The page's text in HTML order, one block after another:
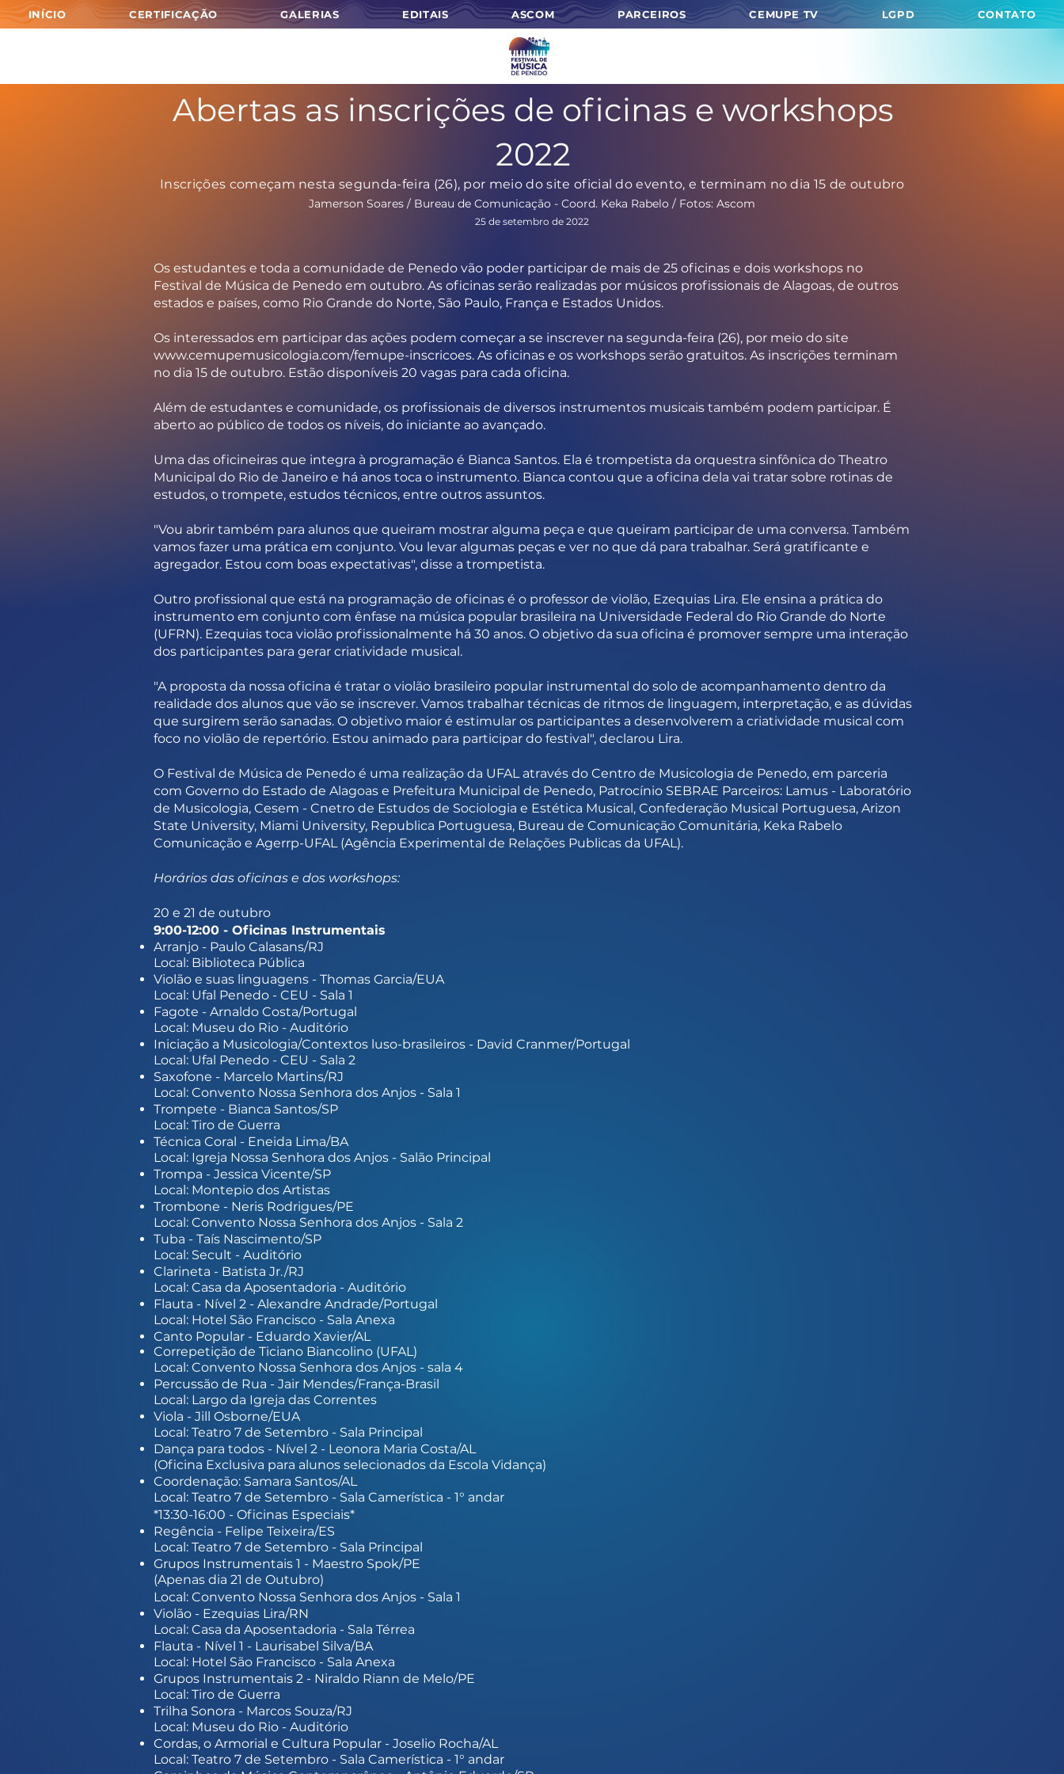
INÍCIO CERTIFICAÇÃO GALERIAS EDITAIS ASCOM PARCEIROS CEMUPE TV LGPD CONTATO
Abertas as inscrições de oficinas e workshops
2022
Inscrições começam nesta segunda-feira (26), por meio do site oficial do evento, e terminam no dia 15 de outubro
Jamerson Soares / Bureau de Comunicação - Coord. Keka Rabelo / Fotos: Ascom
25 de setembro de 2022
Os estudantes e toda a comunidade de Penedo vão poder participar de mais de 25 oficinas e dois workshops no
Festival de Música de Penedo em outubro. As oficinas serão realizadas por músicos profissionais de Alagoas, de outros
estados e países, como Rio Grande do Norte, São Paulo, França e Estados Unidos.
Os interessados em participar das ações podem começar a se inscrever na segunda-feira (26), por meio do site
www.cemupemusicologia.com/femupe-inscricoes. As oficinas e os workshops serão gratuitos. As inscrições terminam
no dia 15 de outubro. Estão disponíveis 20 vagas para cada oficina.
Além de estudantes e comunidade, os profissionais de diversos instrumentos musicais também podem participar. É
aberto ao público de todos os níveis, do iniciante ao avançado.
Uma das oficineiras que integra à programação é Bianca Santos. Ela é trompetista da orquestra sinfônica do Theatro
Municipal do Rio de Janeiro e há anos toca o instrumento. Bianca contou que a oficina dela vai tratar sobre rotinas de
estudos, o trompete, estudos técnicos, entre outros assuntos.
"Vou abrir também para alunos que queiram mostrar alguma peça e que queiram participar de uma conversa. Também
vamos fazer uma prática em conjunto. Vou levar algumas peças e ver no que dá para trabalhar. Será gratificante e
agregador. Estou com boas expectativas", disse a trompetista.
Outro profissional que está na programação de oficinas é o professor de violão, Ezequias Lira. Ele ensina a prática do
instrumento em conjunto com ênfase na música popular brasileira na Universidade Federal do Rio Grande do Norte
(UFRN). Ezequias toca violão profissionalmente há 30 anos. O objetivo da sua oficina é promover sempre uma interação
dos participantes para gerar criatividade musical.
"A proposta da nossa oficina é tratar o violão brasileiro popular instrumental do solo de acompanhamento dentro da
realidade dos alunos que vão se inscrever. Vamos trabalhar técnicas de ritmos de linguagem, interpretação, e as dúvidas
que surgirem serão sanadas. O objetivo maior é estimular os participantes a desenvolverem a criatividade musical com
foco no violão de repertório. Estou animado para participar do festival", declarou Lira.
O Festival de Música de Penedo é uma realização da UFAL através do Centro de Musicologia de Penedo, em parceria
com Governo do Estado de Alagoas e Prefeitura Municipal de Penedo, Patrocínio SEBRAE Parceiros: Lamus - Laboratório
de Musicologia, Cesem - Cnetro de Estudos de Sociologia e Estética Musical, Confederação Musical Portuguesa, Arizon
State University, Miami University, Republica Portuguesa, Bureau de Comunicação Comunitária, Keka Rabelo
Comunicação e Agerrp-UFAL (Agência Experimental de Relações Publicas da UFAL).
Horários das oficinas e dos workshops:
20 e 21 de outubro
9:00-12:00 - Oficinas Instrumentais
Arranjo - Paulo Calasans/RJ
Local: Biblioteca Pública
Violão e suas linguagens - Thomas Garcia/EUA
Local: Ufal Penedo - CEU - Sala 1
Fagote - Arnaldo Costa/Portugal
Local: Museu do Rio - Auditório
Iniciação a Musicologia/Contextos luso-brasileiros - David Cranmer/Portugal
Local: Ufal Penedo - CEU - Sala 2
Saxofone - Marcelo Martins/RJ
Local: Convento Nossa Senhora dos Anjos - Sala 1
Trompete - Bianca Santos/SP
Local: Tiro de Guerra
Técnica Coral - Eneida Lima/BA
Local: Igreja Nossa Senhora dos Anjos - Salão Principal
Trompa - Jessica Vicente/SP
Local: Montepio dos Artistas
Trombone - Neris Rodrigues/PE
Local: Convento Nossa Senhora dos Anjos - Sala 2
Tuba - Taís Nascimento/SP
Local: Secult - Auditório
Clarineta - Batista Jr./RJ
Local: Casa da Aposentadoria - Auditório
Flauta - Nível 2 - Alexandre Andrade/Portugal
Local: Hotel São Francisco - Sala Anexa
Canto Popular - Eduardo Xavier/AL
Correpetição de Ticiano Biancolino (UFAL)
Local: Convento Nossa Senhora dos Anjos - sala 4
Percussão de Rua - Jair Mendes/França-Brasil
Local: Largo da Igreja das Correntes
Viola - Jill Osborne/EUA
Local: Teatro 7 de Setembro - Sala Principal
Dança para todos - Nível 2 - Leonora Maria Costa/AL
(Oficina Exclusiva para alunos selecionados da Escola Vidança)
Coordenação: Samara Santos/AL
Local: Teatro 7 de Setembro - Sala Camerística - 1° andar
*13:30-16:00 - Oficinas Especiais*
Regência - Felipe Teixeira/ES
Local: Teatro 7 de Setembro - Sala Principal
Grupos Instrumentais 1 - Maestro Spok/PE
(Apenas dia 21 de Outubro)
Local: Convento Nossa Senhora dos Anjos - Sala 1
Violão - Ezequias Lira/RN
Local: Casa da Aposentadoria - Sala Térrea
Flauta - Nível 1 - Laurisabel Silva/BA
Local: Hotel São Francisco - Sala Anexa
Grupos Instrumentais 2 - Niraldo Riann de Melo/PE
Local: Tiro de Guerra
Trilha Sonora - Marcos Souza/RJ
Local: Museu do Rio - Auditório
Cordas, o Armorial e Cultura Popular - Joselio Rocha/AL
Local: Teatro 7 de Setembro - Sala Camerística - 1° andar